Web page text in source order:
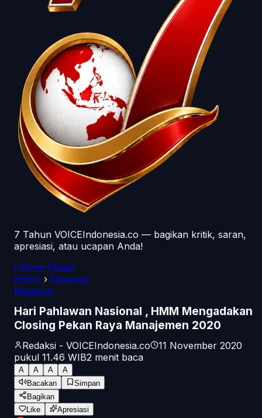
7 Tahun VOICEIndonesia.co — bagikan kritik, saran,
apresiasi, atau ucapan Anda!
Kirim Pesan
Home › Nasional
Nasional
Hari Pahlawan Nasional , HMM Mengadakan
Closing Pekan Raya Manajemen 2020
Redaksi - VOICEIndonesia.co
11 November 2020
pukul 11.46 WIB2 menit baca
A A A
A
Bacakan
Simpan
Bagikan
Like
Apresiasi